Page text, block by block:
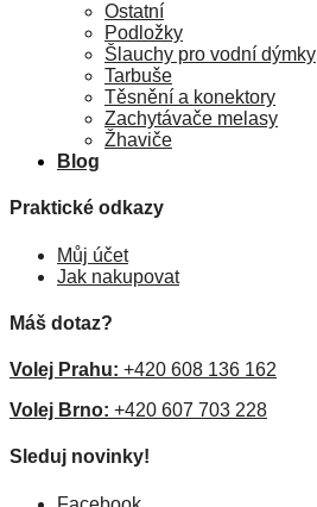
Ostatní
Podložky
Šlauchy pro vodní dýmky
Tarbuše
Těsnění a konektory
Zachytávače melasy
Žhaviče
Blog
Praktické odkazy
Můj účet
Jak nakupovat
Máš dotaz?
Volej Prahu: +420 608 136 162
Volej Brno: +420 607 703 228
Sleduj novinky!